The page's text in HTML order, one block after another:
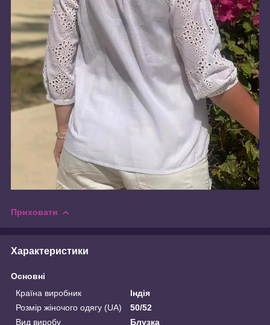
Приховати
Характеристики
Основні
Країна виробник
Індія
Розмір жіночого одягу (UA)
50/52
Вид виробу
Блузка